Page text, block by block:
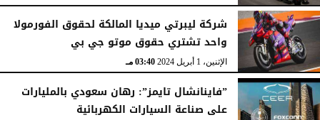
السبت، 6 يونيو 2026 05:22 مـ
شركة ليبرتي ميديا المالكة لحقوق الفورمولا
واحد تشتري حقوق موتو جي بي
الإثنين، 1 أبريل 2024 03:40 مـ
”فاينانشال تايمز”: رهان سعودي بالمليارات
على صناعة السيارات الكهربائية